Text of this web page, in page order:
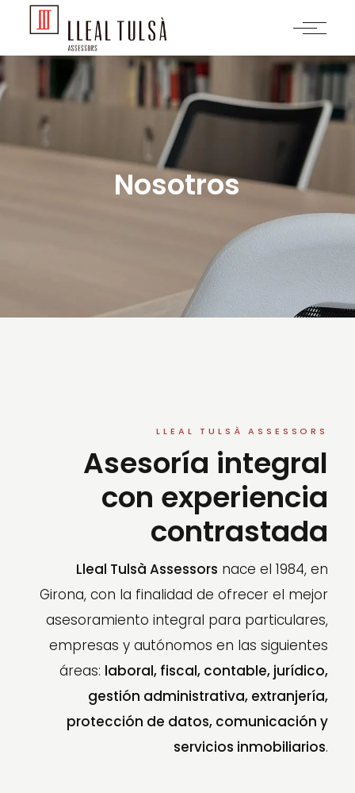
Nosotros
LLEAL TULSÀ ASSESSORS
Asesoría integral
con experiencia
contrastada
Lleal Tulsà Assessors nace el 1984, en
Girona, con la finalidad de ofrecer el mejor
asesoramiento integral para particulares,
empresas y autónomos en las siguientes
áreas: laboral, fiscal, contable, jurídico,
gestión administrativa, extranjería,
protección de datos, comunicación y
servicios inmobiliarios.